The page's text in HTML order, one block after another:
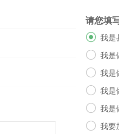
请您填
 我是
 我是
 我是
 我是
 我是
 我要